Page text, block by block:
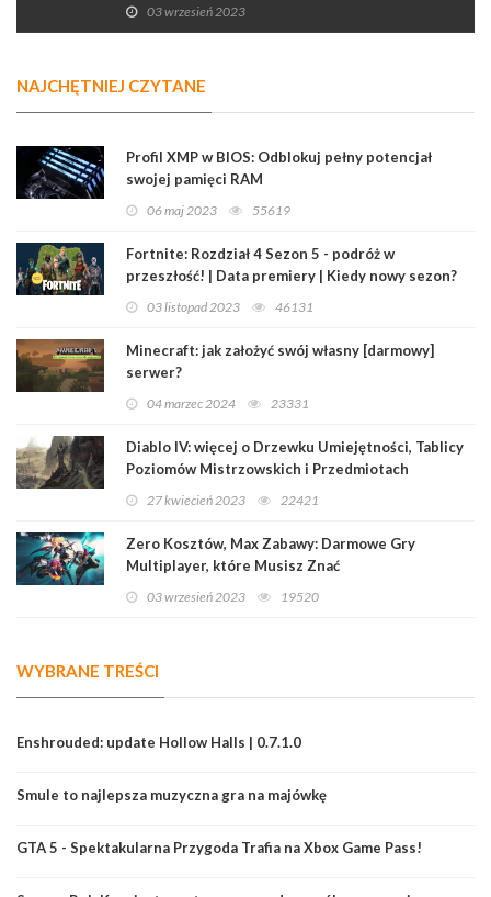
03 wrzesień 2023
NAJCHĘTNIEJ CZYTANE
Profil XMP w BIOS: Odblokuj pełny potencjał
swojej pamięci RAM
06 maj 2023 55619
Fortnite: Rozdział 4 Sezon 5 - podróż w
przeszłość! | Data premiery | Kiedy nowy sezon?
03 listopad 2023 46131
Minecraft: jak założyć swój własny [darmowy]
serwer?
04 marzec 2024 23331
Diablo IV: więcej o Drzewku Umiejętności, Tablicy
Poziomów Mistrzowskich i Przedmiotach
27 kwiecień 2023 22421
Zero Kosztów, Max Zabawy: Darmowe Gry
Multiplayer, które Musisz Znać
03 wrzesień 2023 19520
WYBRANE TREŚCI
Enshrouded: update Hollow Halls | 0.7.1.0
Smule to najlepsza muzyczna gra na majówkę
GTA 5 - Spektakularna Przygoda Trafia na Xbox Game Pass!